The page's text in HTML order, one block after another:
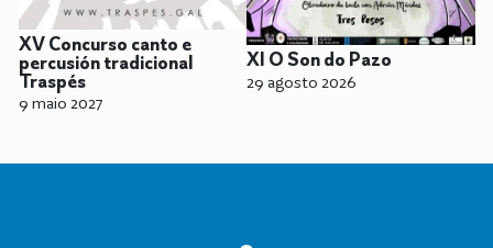
XV Concurso canto e
percusión tradicional
Traspés
9 maio 2027
XI O Son do Pazo
29 agosto 2026